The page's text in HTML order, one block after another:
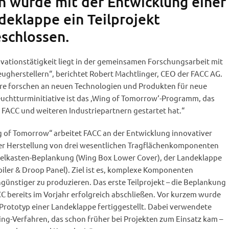
ein Teilprojekt
liegt in der gemeinsamen Forschungsarbeit mit
berichtet Robert Machtlinger, CEO der FACC AG.
forschen an neuen Technologien und Produkten für neue
ist das ‚Wing of Tomorrow‘-Programm, das
und weiteren Industriepartnern gestartet hat.“
of Tomorrow“ arbeitet FACC an der Entwicklung innovativer
Herstellung von drei wesentlichen Tragflächenkomponenten
Beplankung (Wing Box Lower Cover), der Landeklappe
& Droop Panel). Ziel ist es, komplexe Komponenten
zu produzieren. Das erste Teilprojekt – die Beplankung
bereits im Vorjahr erfolgreich abschließen. Vor kurzem wurde
einer Landeklappe fertiggestellt. Dabei verwendete
Verfahren, das schon früher bei Projekten zum Einsatz kam –